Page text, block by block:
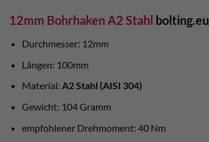
12mm Bohrhaken A2 Stahl bolting.eu
Durchmesser: 12mm
Längen: 100mm
Material: A2 Stahl (AISI 304)
Gewicht: 104 Gramm
empfohlener Drehmoment: 40 Nm